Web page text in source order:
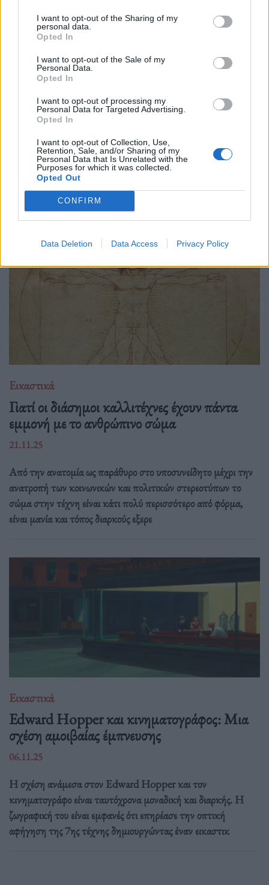
I want to opt-out of the Sharing of my
personal data.
Opted In
I want to opt-out of the Sale of my
Personal Data.
Opted In
I want to opt-out of processing my
Personal Data for Targeted Advertising.
Opted In
I want to opt-out of Collection, Use,
Retention, Sale, and/or Sharing of my
Personal Data that Is Unrelated with the
Purposes for which it was collected.
Opted Out
CONFIRM
Data Deletion Data Access Privacy Policy
Εικαστικά
Library of Us: Η βιβλιοθήκη που κάνει τα
κύματα να διαβάζουν
Στο Μαϊάμι, η Es Devlin στήνει μια περιστρεφόμενη
βιβλιοθήκη στη θάλασσα, μετατρέποντας την ανάγνωση σε
αργή, τελετουργική, συλλογική εμπειρία κάτω από τον
ουρανό.
Εικαστικά
Γιατί οι διάσημοι καλλιτέχνες έχουν πάντα
εμμονή με το ανθρώπινο σώμα
21.11.25
Από την ανατομία ως παράθυρο στο υποσυνείδητο μέχρι την
ανατροπή των κοινωνικών και πολιτικών στερεοτύπων το
σώμα στην τέχνη είναι κάτι πολύ περισσότερο από φόρμα,
είναι μανία και τόπος διαρκούς εξερε
Εικαστικά
Edward Hopper και κινηματογράφος: Μια
σχέση αμοιβαίας έμπνευσης
06.11.25
Η σχέση ανάμεσα στον Edward Hopper και τον
κινηματογράφο είναι ταυτόχρονα μοναδική και διαρκής. Η
ζωγραφική του είναι εμφανές ότι επηρέασε την οπτική
αφήγηση της 7ης τέχνης δημιουργώντας έναν εικαστικ